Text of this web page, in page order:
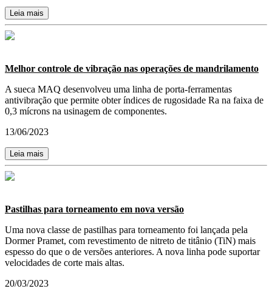
Leia mais
Melhor controle de vibração nas operações de mandrilamento
A sueca MAQ desenvolveu uma linha de porta-ferramentas
antivibração que permite obter índices de rugosidade Ra na faixa de
0,3 mícrons na usinagem de componentes.
13/06/2023
Leia mais
Pastilhas para torneamento em nova versão
​​​​​​​Uma nova classe de pastilhas para torneamento foi lançada pela
Dormer Pramet, com revestimento de nitreto de titânio (TiN) mais
espesso do que o de versões anteriores. A nova linha pode suportar
velocidades de corte mais altas.
20/03/2023